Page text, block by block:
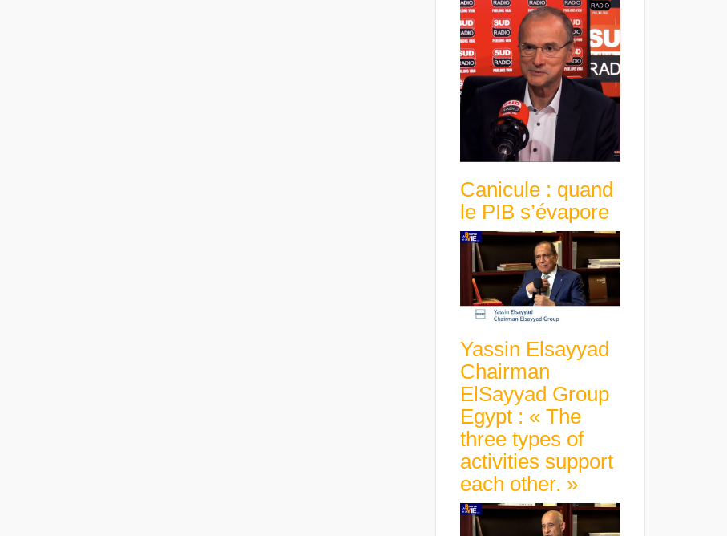
Canicule : quand
le PIB s’évapore
Yassin Elsayyad
Chairman
ElSayyad Group
Egypt : « The
three types of
activities support
each other. »